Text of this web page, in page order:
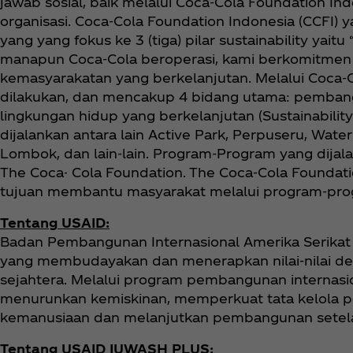
organisasi. Coca‑Cola Foundation Indonesia
yang yang fokus ke 3 (tiga) pilar sustainability yaitu
manapun Coca‑Cola beroperasi, kami
kemasyarakatan yang berkelanjutan. Melalui
dilakukan, dan mencakup 4 bidang utama:
lingkungan hidup yang berkelanjutan
dijalankan antara lain Active Park, Perpuseru,
Lombok, dan lain-lain. Program-Program yang
The Coca- Cola Foundation. The Coca‑Cola
tujuan membantu masyarakat melalui program-
Tentang USAID:
Badan Pembangunan Internasional Amerika
yang membudayakan dan menerapkan nilai-nilai
sejahtera. Melalui program pembangunan
menurunkan kemiskinan, memperkuat tata kelola
kemanusiaan dan melanjutkan pembangunan
Tentang USAID IUWASH PLUS: